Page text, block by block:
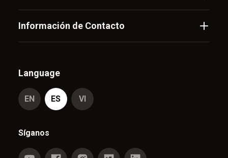
Información de Contacto
Language
EN ES VI
Síganos